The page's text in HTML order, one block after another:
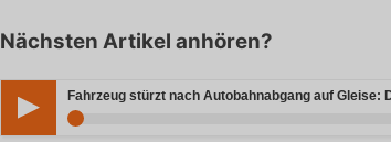
Nächsten Artikel anhören?